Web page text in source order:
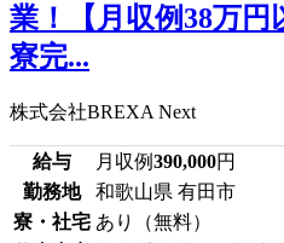
業！【月収例38万
寮完...
株式会社BREXA Next
給与 月収例390,000円
勤務地
和歌山県 有田市
寮・社宅 あり（無料）